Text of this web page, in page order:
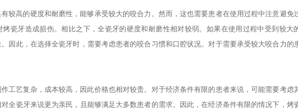
较高的硬度和耐磨性，能够承受较大的咬合力。然而，这也需要患者在使用过程中注意避免
烤瓷牙造成损伤。相比之下，全瓷牙的硬度和耐磨性相对较弱。如果在使用过程中受到较大
因此，在选择全瓷牙时，需要考虑患者的咬合习惯和口腔状况。对于需要承受较大咬合力的
工艺复杂，成本较高，因此价格也相对较贵。对于经济条件有限的患者来说，可能需要考虑
全瓷牙来说更为亲民，且能够满足大多数患者的需求。因此，在经济条件有限的情况下，烤